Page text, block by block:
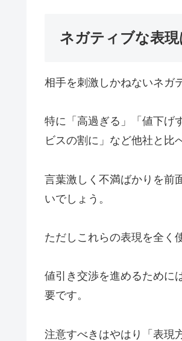
ネガティブな表
相手を刺激しかねないネガ
特に「高過ぎる」「値下げ
ビスの割に」など他社と比
言葉激しく不満ばかりを前
いでしょう。
ただしこれらの表現を全く
値引き交渉を進めるために
要です。
注意すべきはやはり「表現